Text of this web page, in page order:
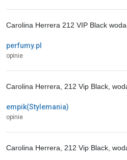
perfumy.pl
opinie
Carolina Herrera 212 VIP Black
empik(Stylemania)
opinie
Carolina Herrera, 212 Vip Black,
Carolina Herrera, 212 Vip Black,